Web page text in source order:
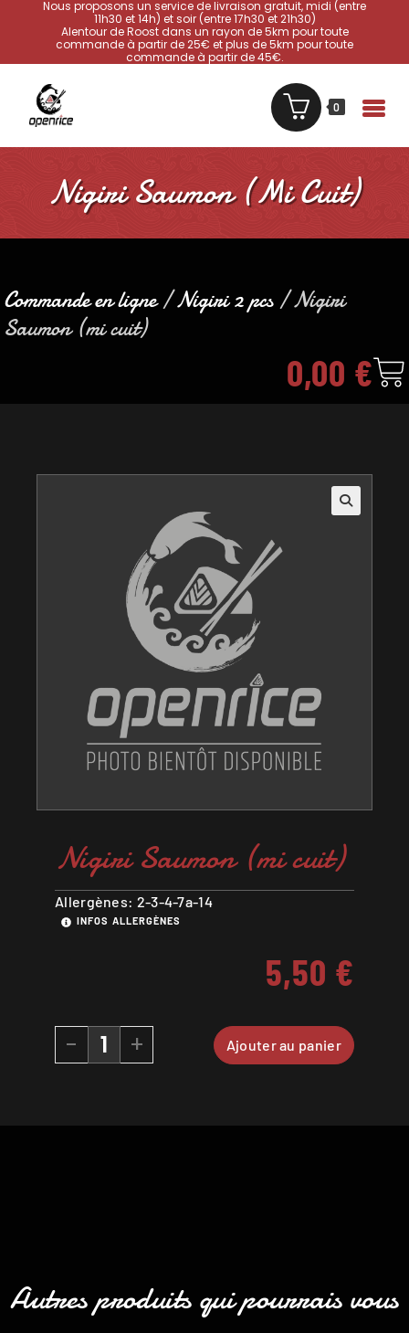
Nous proposons un service de livraison gratuit, midi (entre
11h30 et 14h) et soir (entre 17h30 et 21h30)
Alentour de Roost dans un rayon de 5km pour toute
commande à partir de 25€ et plus de 5km pour toute
commande à partir de 45€.
0
Nigiri Saumon (mi Cuit)
Commande en ligne/Nigiri 2 pcs/ Nigiri
Saumon (mi cuit)
0,00 €
Nigiri Saumon (mi cuit)
Allergènes: 2-3-4-7a-14
INFOS ALLERGÈNES
5,50 €
- + Ajouter au panier
Autres produits qui pourrais vous